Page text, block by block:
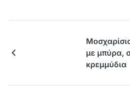
με μπύρα,
κρεμμύδια